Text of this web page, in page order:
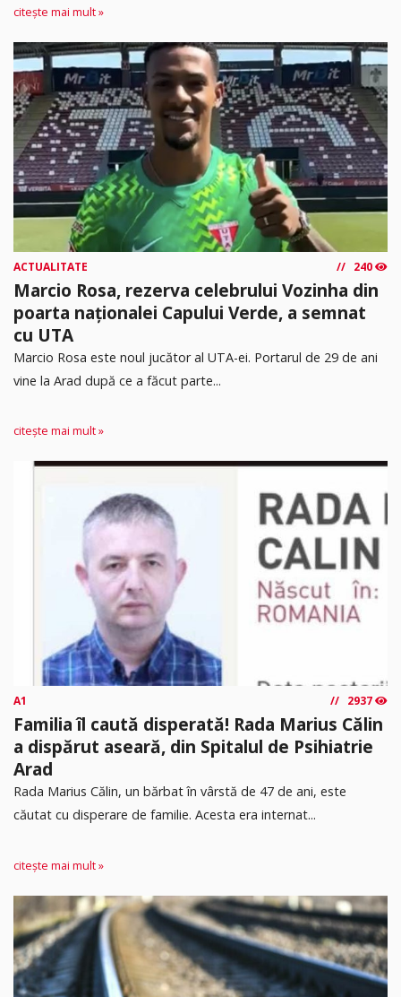
citește mai mult »
ACTUALITATE 240
Marcio Rosa, rezerva celebrului Vozinha din
poarta naționalei Capului Verde, a semnat
cu UTA
Marcio Rosa este noul jucător al UTA-ei. Portarul de 29 de ani
vine la Arad după ce a făcut parte...
citește mai mult »
A1 2937
Familia îl caută disperată! Rada Marius Călin
a dispărut aseară, din Spitalul de Psihiatrie
Arad
Rada Marius Călin, un bărbat în vârstă de 47 de ani, este
căutat cu disperare de familie. Acesta era internat...
citește mai mult »